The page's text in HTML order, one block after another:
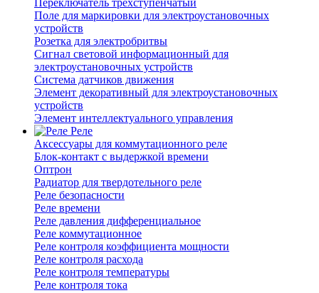
Переключатель трехступенчатый
Поле для маркировки для электроустановочных
устройств
Розетка для электробритвы
Сигнал световой информационный для
электроустановочных устройств
Система датчиков движения
Элемент декоративный для электроустановочных
устройств
Элемент интеллектуального управления
Реле
Аксессуары для коммутационного реле
Блок-контакт с выдержкой времени
Оптрон
Радиатор для твердотельного реле
Реле безопасности
Реле времени
Реле давления дифференциальное
Реле коммутационное
Реле контроля коэффициента мощности
Реле контроля расхода
Реле контроля температуры
Реле контроля тока